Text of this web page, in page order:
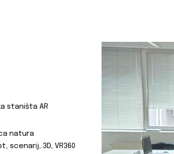
staništa AR
natura
scenarij, 3D, VR360